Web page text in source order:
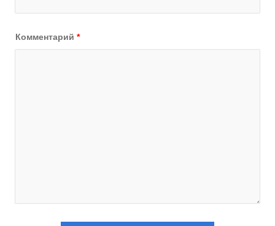
Комментарий *